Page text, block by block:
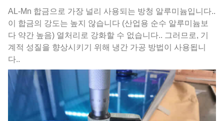
AL-Mn 합금으로 가장 널리 사용되는 방청 알루미늄입니다..
이 합금의 강도는 높지 않습니다 (산업용 순수 알루미늄보
다 약간 높음) 열처리로 강화할 수 없습니다.. 그러므로, 기
계적 성질을 향상시키기 위해 냉간 가공 방법이 사용됩니
다..